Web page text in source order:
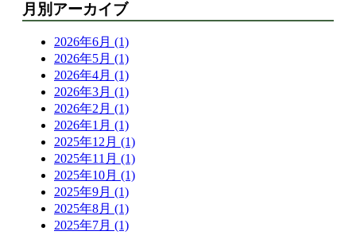
月別アーカイブ
2026年6月 (1)
2026年5月 (1)
2026年4月 (1)
2026年3月 (1)
2026年2月 (1)
2026年1月 (1)
2025年12月 (1)
2025年11月 (1)
2025年10月 (1)
2025年9月 (1)
2025年8月 (1)
2025年7月 (1)